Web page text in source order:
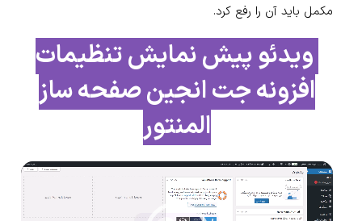
مکمل باید آن را رفع کرد.
ویدئو پیش نمایش تنظیمات
افزونهجت انجین صفحه ساز
المنتور
نمایشگر
ویدیو